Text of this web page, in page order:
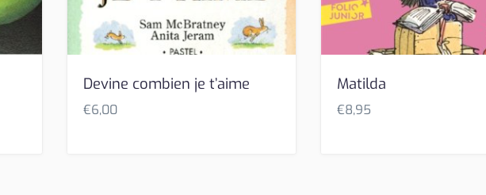
Devine combien je t’aime
€6,00
Matilda
€8,95